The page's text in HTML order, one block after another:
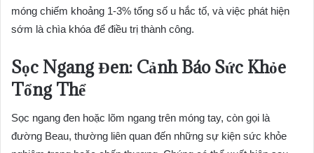
móng chiếm khoảng 1-3% tổng số u hắc tố, và việc phát hiện
sớm là chìa khóa để điều trị thành công.
Sọc Ngang Đen: Cảnh Báo Sức Khỏe
Tổng Thể
Sọc ngang đen hoặc lõm ngang trên móng tay, còn gọi là
đường Beau, thường liên quan đến những sự kiện sức khỏe